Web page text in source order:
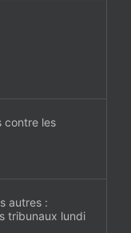
contre les
autres :
tribunaux lundi